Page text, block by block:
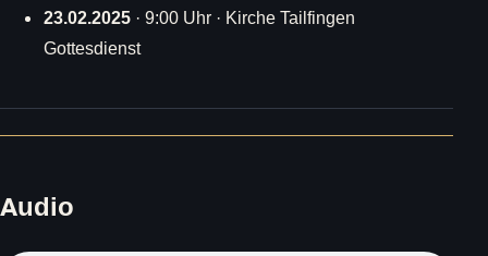
23.02.2025 · 9:00 Uhr · Kirche Tailfingen
Gottesdienst
Audio